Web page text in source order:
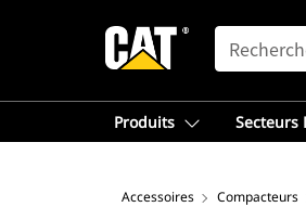
SEARCH
Produits Secteurs
Accessoires Compacteurs